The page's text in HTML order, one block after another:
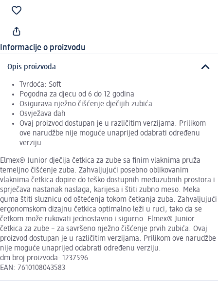
Informacije o proizvodu
Opis proizvoda
Tvrdoća: Soft
Pogodna za djecu od 6 do 12 godina
Osigurava nježno čišćenje dječijih zubića
Osvježava dah
Ovaj proizvod dostupan je u različitim verzijama. Prilikom
ove narudžbe nije moguće unaprijed odabrati određenu
verziju.
Elmex® Junior dječija četkica za zube sa finim vlaknima pruža
temeljno čišćenje zuba. Zahvaljujući posebno oblikovanim
vlaknima četkica dopire do teško dostupnih međuzubnih prostora i
sprječava nastanak naslaga, karijesa i štiti zubno meso. Meka
guma štiti sluznicu od oštećenja tokom četkanja zuba. Zahvaljujući
ergonomskom dizajnu četkica optimalno leži u ruci, tako da se
četkom može rukovati jednostavno i sigurno. Elmex® Junior
četkica za zube – za savršeno nježno čišćenje prvih zubića. Ovaj
proizvod dostupan je u različitim verzijama. Prilikom ove narudžbe
nije moguće unaprijed odabrati određenu verziju.
dm broj proizvoda: 1237596
EAN: 7610108043583